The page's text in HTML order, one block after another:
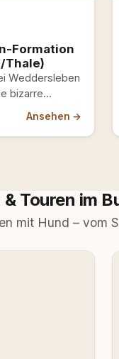
Formation
Thale)
Weddersleben
bizarre
– rund
Ansehen →
Touren im
mit Hund – vom